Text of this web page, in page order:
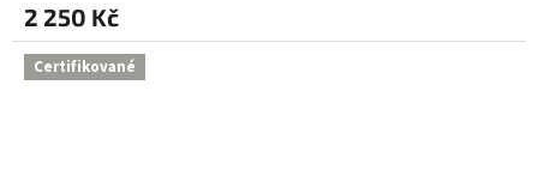
2 250 Kč
Certifikované